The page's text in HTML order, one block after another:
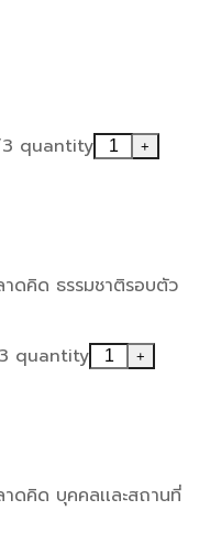
quantity
ดคิด ธรรมชาติรอบตัว
quantity
ดคิด บุคคลเเละสถานที่